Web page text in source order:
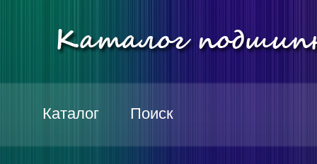
Каталог Поиск